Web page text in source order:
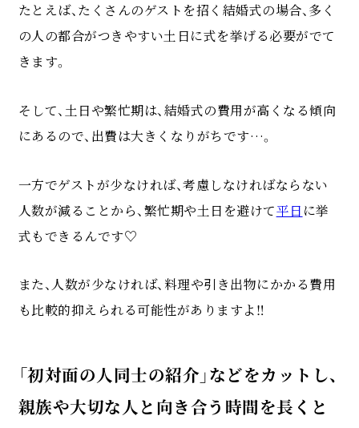
たとえば、たくさんのゲストを招く結婚式の場合、多く
の人の都合がつきやすい土日に式を挙げる必要がでて
きます。
そして、土日や繁忙期は、結婚式の費用が高くなる傾向
にあるので、出費は大きくなりがちです…。
一方でゲストが少なければ、考慮しなければならない
人数が減ることから、繁忙期や土日を避けて平日 に挙
式もできるんです♡
また、人数が少なければ、料理や引き出物にかかる費用
も比較的抑えられる可能性がありますよ‼
「初対面の人同士の紹介」などをカットし、
親族や大切な人と向き合う時間を長くと